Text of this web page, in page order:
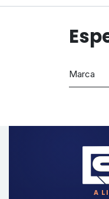
Marca
A